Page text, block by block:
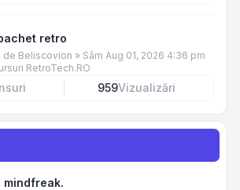
retro
de Beliscovion » Sâm Aug 01, 2026 4:36 pm
RetroTech.RO
959Vizualizări
mindfreak.